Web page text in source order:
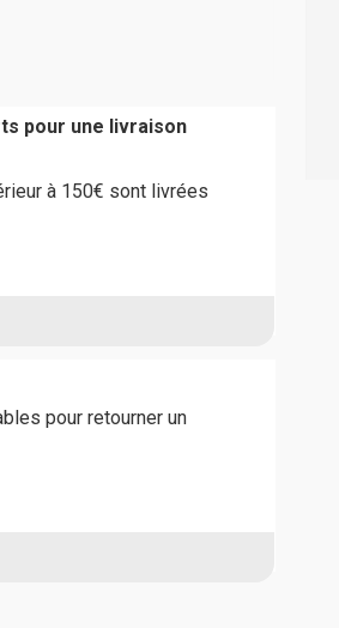
pour une livraison
à 150€ sont livrées
pour retourner un